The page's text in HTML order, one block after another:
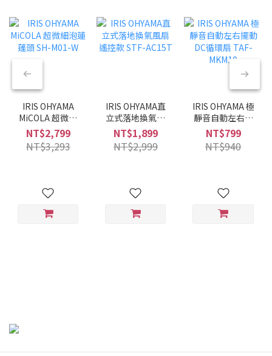
IRIS OHYAMA
MiCOLA 超微細
泡蓮蓬頭 SH-
M01-W
NT$2,799
NT$3,293
IRIS OHYAMA直
立式落地換氣風
扇 遙控款 STF-
AC15T
NT$1,899
NT$2,999
IRIS OHYAMA 極
靜音自動左右擺
動DC循環扇
TAF-MKM10
NT$799
NT$940